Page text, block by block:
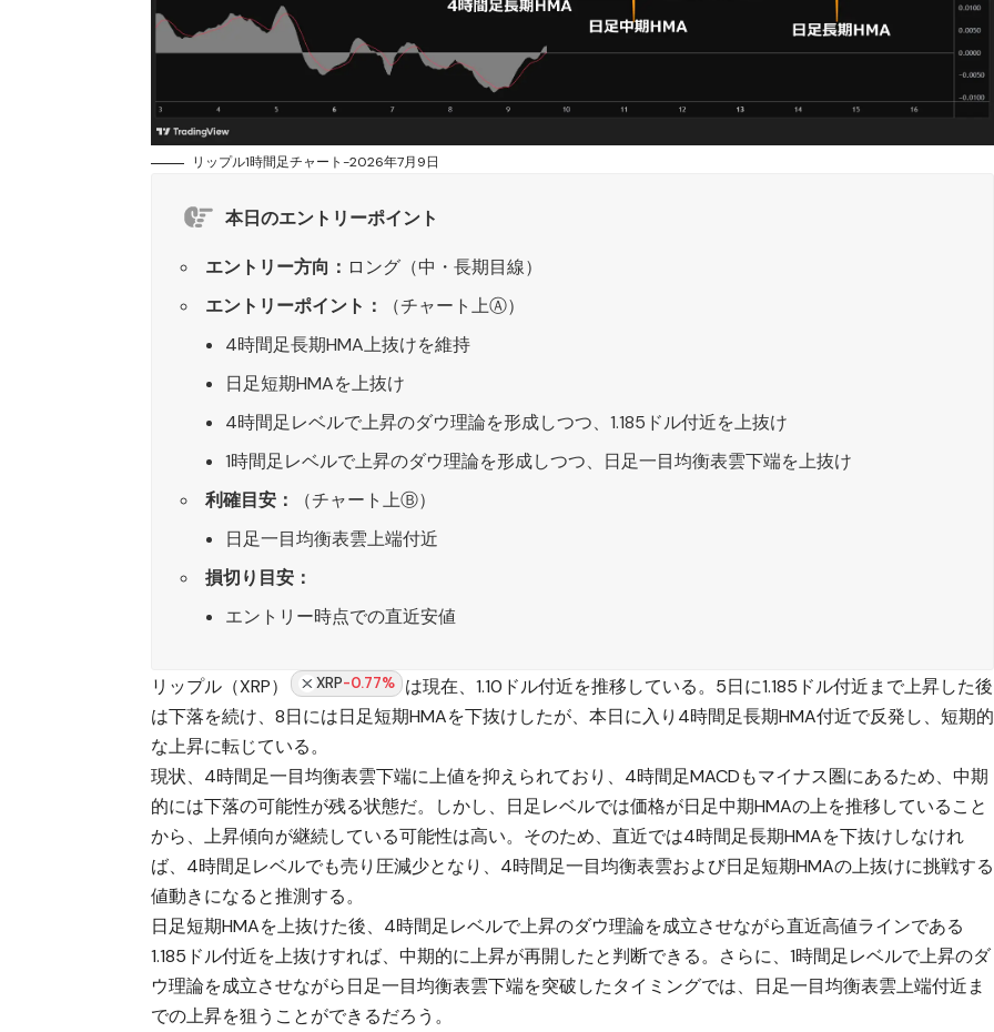
リップル1時間足チャート-2026年7月9日
本日のエントリーポイント
エントリー方向： ロング（中・長期目線）
エントリーポイント：
（チャート上Ⓐ）
4時間足長期HMA上抜けを維持
日足短期HMAを上抜け
4時間足レベルで上昇のダウ理論を形成しつつ、1.185ドル付近を上抜け
1時間足レベルで上昇のダウ理論を形成しつつ、日足一目均衡表雲下端を上抜け
利確目安：
（チャート上Ⓑ）
日足一目均衡表雲上端付近
損切り目安：
エントリー時点での直近安値
リップル（XRP） XRP-0.77% は現在、1.10ドル付近を推移している。5日に1.185ドル付近まで上昇した後
は下落を続け、8日には日足短期HMAを下抜けしたが、本日に入り4時間足長期HMA付近で反発し、短期的
な上昇に転じている。
現状、4時間足一目均衡表雲下端に上値を抑えられており、4時間足MACDもマイナス圏にあるため、中期
的には下落の可能性が残る状態だ。しかし、日足レベルでは価格が日足中期HMAの上を推移していること
から、上昇傾向が継続している可能性は高い。そのため、直近では4時間足長期HMAを下抜けしなけれ
ば、4時間足レベルでも売り圧減少となり、4時間足一目均衡表雲および日足短期HMAの上抜けに挑戦する
値動きになると推測する。
日足短期HMAを上抜けた後、4時間足レベルで上昇のダウ理論を成立させながら直近高値ラインである
1.185ドル付近を上抜けすれば、中期的に上昇が再開したと判断できる。さらに、1時間足レベルで上昇のダ
ウ理論を成立させながら日足一目均衡表雲下端を突破したタイミングでは、日足一目均衡表雲上端付近ま
での上昇を狙うことができるだろう。